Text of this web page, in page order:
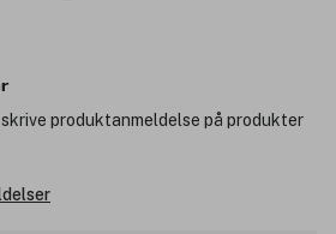
produktanmeldelse på produkter